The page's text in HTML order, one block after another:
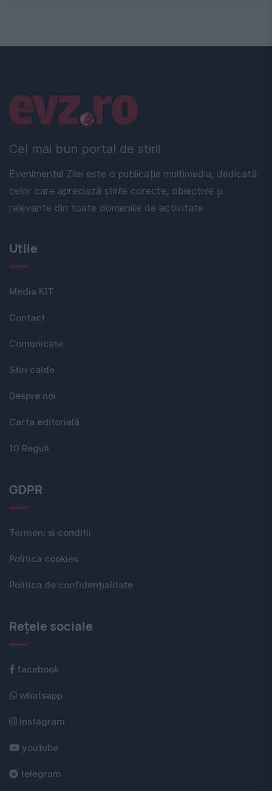
Cel mai bun portal de stiri!
Evenimentul Zilei este o publicație multimedia, dedicată
celor care apreciază știrile corecte, obiective și
relevante din toate domeniile de activitate
Linkuri utile
Utile
Media KIT
Contact
Comunicate
Stiri calde
Despre noi
Carta editorială
10 Reguli
GDPR
Termeni si conditii
Politica cookies
Politica de confidențialitate
Rețele sociale
facebook
whatsapp
instagram
youtube
telegram